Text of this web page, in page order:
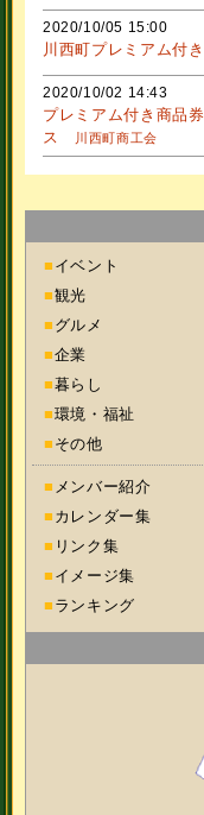
2020/10/05 15:00
川西町プレミアム付
2020/10/02 14:43
プレミアム付き商品
ス
川西町商工会
■ イベント
■観光
■ グルメ
■企業
■暮らし
■環境・福祉
■ その他
■ メンバー紹介
■ カレンダー集
■ リンク集
■ イメージ集
■ ランキング